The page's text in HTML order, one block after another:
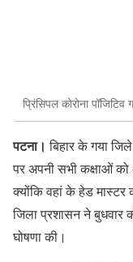
प्रिंसिपल कोरोना पॉजिटिव
पटना। बिहार के गया
पर अपनी सभी कक्षाओं
क्योंकि वहां के हेड मास्टर
जिला प्रशासन ने बुधवार
घोषणा की।